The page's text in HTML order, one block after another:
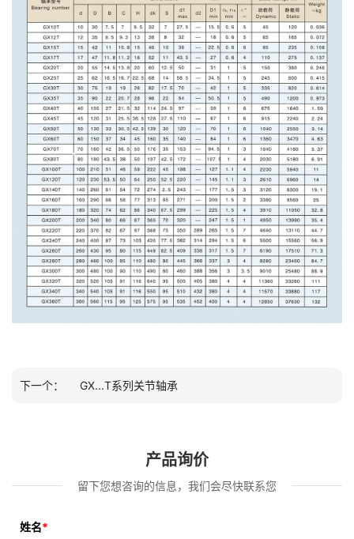
下一个： GX...T系列关节轴承
产品询价
留下您想咨询的信息，我们会尽快联系您
姓名